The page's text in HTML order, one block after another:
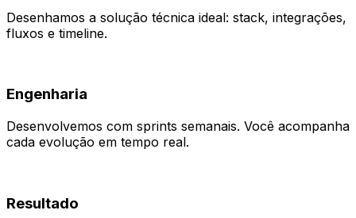
Desenhamos a solução técnica ideal: stack, integrações,
fluxos e timeline.
Engenharia
Desenvolvemos com sprints semanais. Você acompanha
cada evolução em tempo real.
Resultado